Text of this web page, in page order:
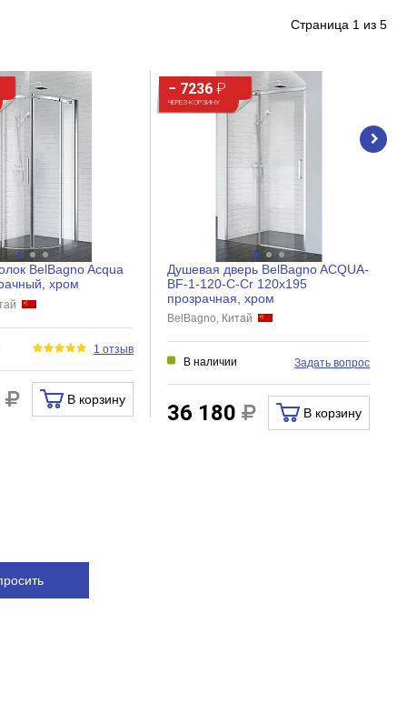
Страница 1 из 5
BelBagno Acqua
хром
1 отзыв
В корзину
− 7236 ₽
ЧЕРЕЗ КОРЗИНУ
Душевая дверь BelBagno ACQUA-
BF-1-120-C-Cr 120x195
прозрачная, хром
BelBagno, Китай
В наличии Задать вопрос
36 180 В корзину